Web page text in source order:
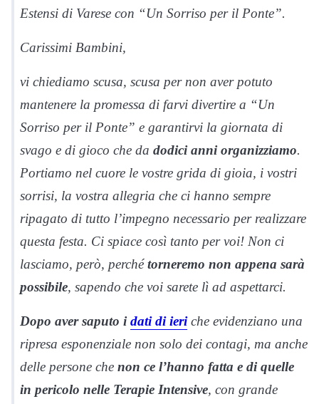
Estensi di Varese con “Un Sorriso per il Ponte”.
Carissimi Bambini,
vi chiediamo scusa, scusa per non aver potuto
mantenere la promessa di farvi divertire a “Un
Sorriso per il Ponte” e garantirvi la giornata di
svago e di gioco che da dodici anni organizziamo.
Portiamo nel cuore le vostre grida di gioia, i vostri
sorrisi, la vostra allegria che ci hanno sempre
ripagato di tutto l’impegno necessario per realizzare
questa festa. Ci spiace così tanto per voi! Non ci
lasciamo, però, perchétorneremo non appena sarà
possibile, sapendo che voi sarete lì ad aspettarci.
Dopo aver saputo idati di ieriche evidenziano una
ripresa esponenziale non solo dei contagi, ma anche
delle persone che non ce l’hanno fatta e di quelle
in pericolo nelle Terapie Intensive, con grande